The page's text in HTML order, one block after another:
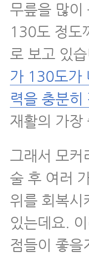
무릎을 많이
130도 정도
로 보고 있
가 130도가
력을 충분히
재활의 가장
그래서 모커
술 후 여러
위를 회복시
있는데요.
점들이 좋을